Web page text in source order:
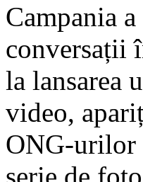
Campania
conversații
la lansarea
video,
ONG-urilor
serie de